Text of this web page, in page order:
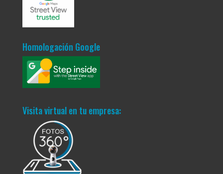
Homologación Google
Visita virtual en tu empresa: